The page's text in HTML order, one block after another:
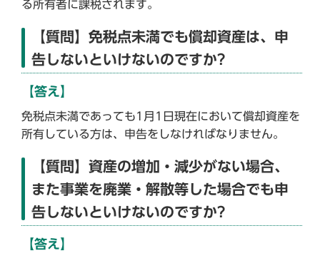
る所有者に課税されます。
【質問】免税点未満でも償却資産は、申
告しないといけないのですか?
【答え】
免税点未満であっても1月1日現在において償却資産を
所有している方は、申告をしなければなりません。
【質問】資産の増加・減少がない場合、
また事業を廃業・解散等した場合でも申
告しないといけないのですか?
【答え】